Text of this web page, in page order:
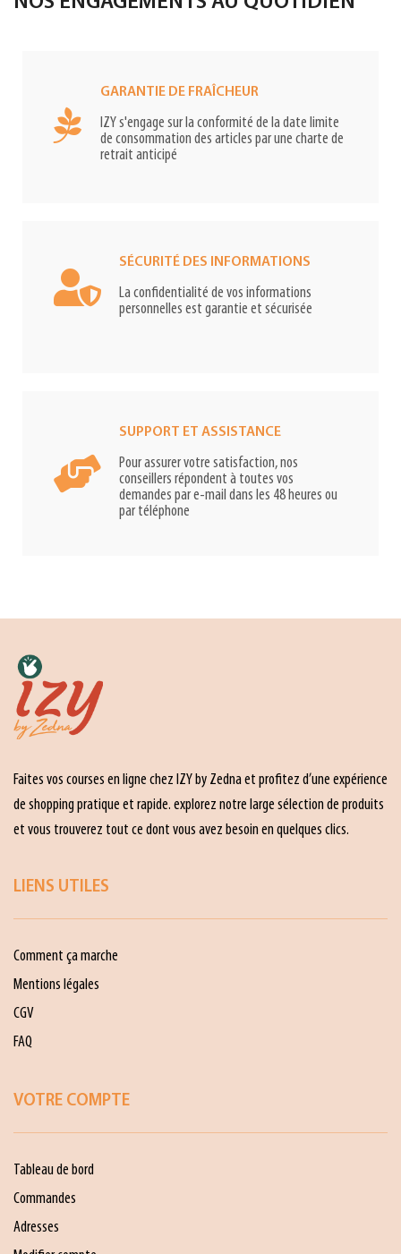
GARANTIE DE FRAÎCHEUR
IZY s'engage sur la conformité de la date limite
de consommation des articles par une charte de
retrait anticipé
SÉCURITÉ DES INFORMATIONS
La confidentialité de vos informations
personnelles est garantie et sécurisée
SUPPORT ET ASSISTANCE
Pour assurer votre satisfaction, nos
conseillers répondent à toutes vos
demandes par e-mail dans les 48 heures ou
par téléphone
Faites vos courses en ligne chez IZY by Zedna et profitez d’une expérience
de shopping pratique et rapide. explorez notre large sélection de produits
et vous trouverez tout ce dont vous avez besoin en quelques clics.
LIENS UTILES
Comment ça marche
Mentions légales
CGV
FAQ
VOTRE COMPTE
Tableau de bord
Commandes
Adresses